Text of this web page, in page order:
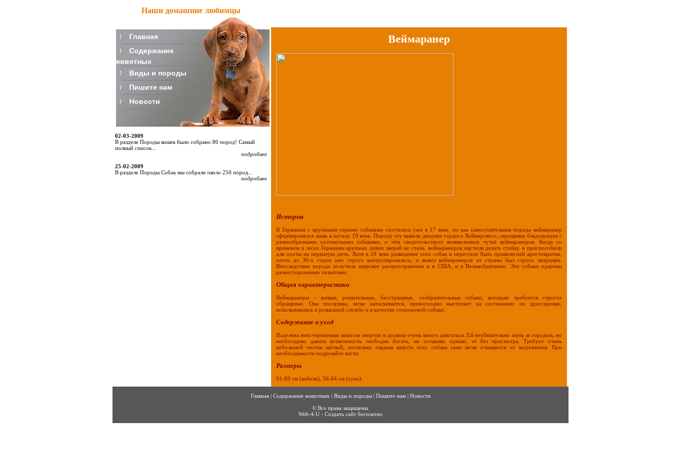
Наши домашние любимцы
Главная
Содержание
животных
Виды и породы
Пишите нам
Новости
02-03-2009
В разделе Породы кошек было собрано 80 пород! Самый
полный список...
подробнее
25-02-2009
В разделе Породы Собак мы собрали около 250 пород...
подробнее
Веймаранер
История
В Германии с крупными серыми собаками охотились уже в 17 веке, но как самостоятельная порода веймаранер
сформировался лишь к началу 19 века. Породу эту вывели дворяне герцога Веймарского, скрещивая бладхаундов с
разнообразными охотничьими собаками, о чём свидетельствует великолепное чутьё веймаранеров. Когда со
временем в лесах Германии крупных диких зверей не стало, веймаранеров научили делать стойку и приспособили
для охоты на пернатую дичь. Хотя в 20 веке разведение этих собак и перестало быть привилегией аристократии,
плоть до 30-х годов оно строго контролировалось, а вывоз веймаранеров из страны был строго запрещён.
Впоследствии порода получила широкое распространение и в США, и в Великобритании. Эти собаки одарены
разносторонними талантами.
Общая характеристика
Веймаранеры - живые, решительные, бесстрашные, сообразительные собаки, которым требуется строгое
обращение. Она послушна, легко натаскивается, превосходно выступает на состязаниях по дрессировке,
использовалась в розыскной службе и в качестве сторожевой собаки.
Содержание и уход
Наделена неисчерпаемым запасом энергии и должна очень много двигаться. Ей необязательно жить за городом, но
необходимо давать возможность свободно бегать, не оставляя, однако, её без присмотра. Требует очень
небольшой чистки щёткой, поскольку гладкая шерсть этих собака сама легко очищается от загрязнения. При
необходимости подрезайте когти.
Размеры
61-69 см (кобели), 56-64 см (суки).
Главная| Содержание животных | Виды и породы| Пишите нам| Новости
© Все права защищены.
Web-4-U - Создать сайт бесплатно